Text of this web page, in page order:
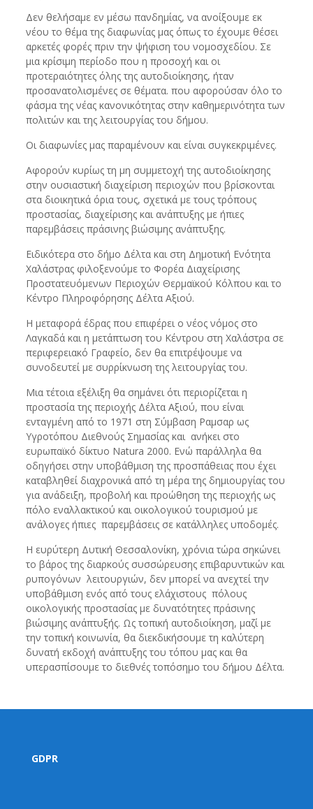
Δεν θελήσαμε εν μέσω πανδημίας, να ανοίξουμε εκ
νέου το θέμα της διαφωνίας μας όπως το έχουμε θέσει
αρκετές φορές πριν την ψήφιση του νομοσχεδίου. Σε
μια κρίσιμη περίοδο που η προσοχή και οι
προτεραιότητες όλης της αυτοδιοίκησης, ήταν
προσανατολισμένες σε θέματα. που αφορούσαν όλο το
φάσμα της νέας κανονικότητας στην καθημερινότητα των
πολιτών και της λειτουργίας του δήμου.
Οι διαφωνίες μας παραμένουν και είναι συγκεκριμένες.
Αφορούν κυρίως τη μη συμμετοχή της αυτοδιοίκησης
στην ουσιαστική διαχείριση περιοχών που βρίσκονται
στα διοικητικά όρια τους, σχετικά με τους τρόπους
προστασίας, διαχείρισης και ανάπτυξης με ήπιες
παρεμβάσεις πράσινης βιώσιμης ανάπτυξης.
Ειδικότερα στο δήμο Δέλτα και στη Δημοτική Ενότητα
Χαλάστρας φιλοξενούμε το Φορέα Διαχείρισης
Προστατευόμενων Περιοχών Θερμαϊκού Κόλπου και το
Κέντρο Πληροφόρησης Δέλτα Αξιού.
Η μεταφορά έδρας που επιφέρει ο νέος νόμος στο
Λαγκαδά και η μετάπτωση του Κέντρου στη Χαλάστρα σε
περιφερειακό Γραφείο, δεν θα επιτρέψουμε να
συνοδευτεί με συρρίκνωση της λειτουργίας του.
Μια τέτοια εξέλιξη θα σημάνει ότι περιορίζεται η
προστασία της περιοχής Δέλτα Αξιού, που είναι
ενταγμένη από το 1971 στη Σύμβαση Ραμσαρ ως
Υγροτόπου Διεθνούς Σημασίας και ανήκει στο
ευρωπαϊκό δίκτυο Natura 2000. Ενώ παράλληλα θα
οδηγήσει στην υποβάθμιση της προσπάθειας που έχει
καταβληθεί διαχρονικά από τη μέρα της δημιουργίας του
για ανάδειξη, προβολή και προώθηση της περιοχής ως
πόλο εναλλακτικού και οικολογικού τουρισμού με
ανάλογες ήπιες παρεμβάσεις σε κατάλληλες υποδομές.
Η ευρύτερη Δυτική Θεσσαλονίκη, χρόνια τώρα σηκώνει
το βάρος της διαρκούς συσσώρευσης επιβαρυντικών και
ρυπογόνων λειτουργιών, δεν μπορεί να ανεχτεί την
υποβάθμιση ενός από τους ελάχιστους πόλους
οικολογικής προστασίας με δυνατότητες πράσινης
βιώσιμης ανάπτυξής. Ως τοπική αυτοδιοίκηση, μαζί με
την τοπική κοινωνία, θα διεκδικήσουμε τη καλύτερη
δυνατή εκδοχή ανάπτυξης του τόπου μας και θα
υπερασπίσουμε το διεθνές τοπόσημο του δήμου Δέλτα.
GDPR